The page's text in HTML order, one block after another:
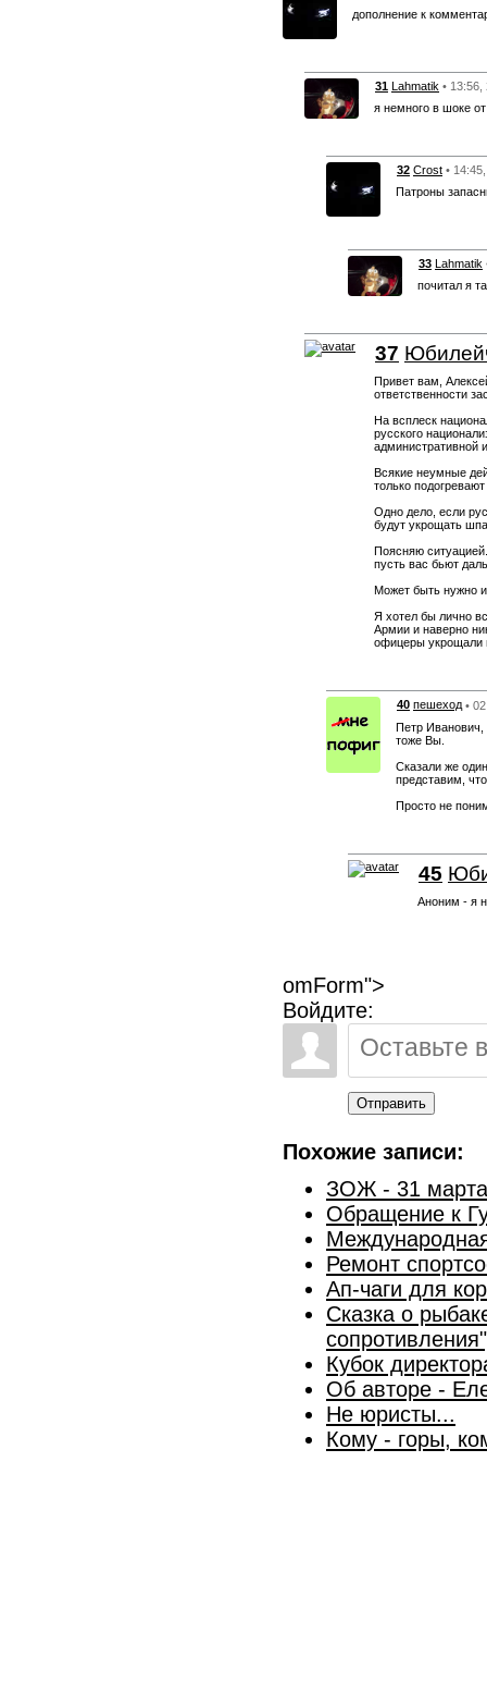
дополнение к
31 Lahmatik • 13:56,
я немного в шоке
32 Crost •
Патроны
33 Lahmatik
почитал я
37
Привет вам,
ответственности
На всплеск
русского
административной
Всякие неумные
только
Одно дело, если
будут укрощать
Поясняю
пусть вас бьют
Может быть нужно
Я хотел бы лично
Армии и наверно
офицеры укрощали
40 пешеход •
Петр Иванович,
тоже Вы.
Сказали же
представим,
Просто не
45
Аноним - я
omForm">
Войдите:
Отправить
Похожие записи:
ЗОЖ - 31 марта
Обращение к
Ремонт
Ап-чаги для
Сказка о
Кубок
Об авторе -
Не юристы...
Кому - горы,